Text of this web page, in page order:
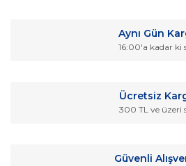
Yorum Yaz
Ürün resmi kalitesiz, bozuk veya
Ürün fiyatı diğer sitelerden daha
Aynı Gün
16:00'a kadar ki
Ücretsiz
300 TL ve üzeri
Güvenli